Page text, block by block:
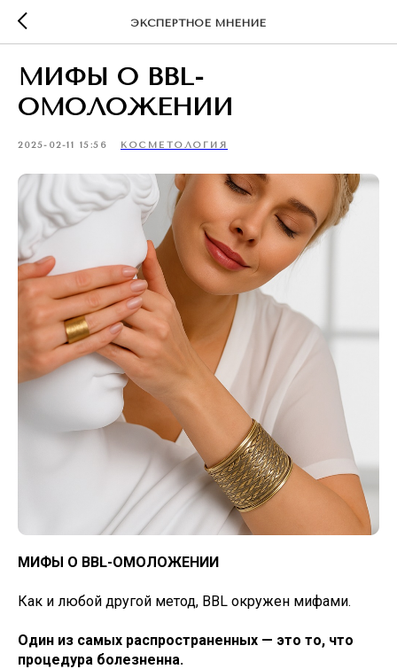
ЭКСПЕРТНОЕ МНЕНИЕ
МИФЫ О BBL-
ОМОЛОЖЕНИИ
2025-02-11 15:56 КОСМЕТОЛОГИЯ
МИФЫ О BBL-ОМОЛОЖЕНИИ
Как и любой другой метод, BBL окружен мифами.
Один из самых распространенных — это то, что
процедура болезненна.